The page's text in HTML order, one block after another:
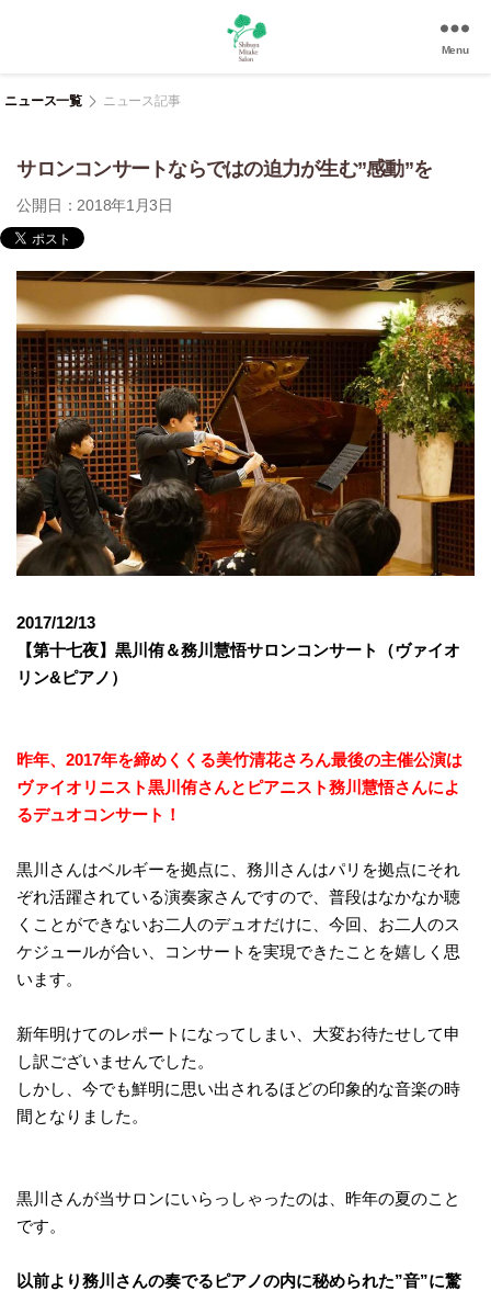
サ
渋
谷
駅
徒
歩
3
分
の
和
風
モ
ダ
ン
な
サ
Menu
ニュース一覧 ニュース記事
サロンコンサートならではの迫力が生む”感動”を
公開日：2018年1月3日
2017/12/13
【第十七夜】黒川侑＆務川慧悟サロンコンサート（ヴァイオ
リン&ピアノ）
昨年、2017年を締めくくる美竹清花さろん最後の主催公演は
ヴァイオリニスト黒川侑さんとピアニスト務川慧悟さんによ
るデュオコンサート！
黒川さんはベルギーを拠点に、務川さんはパリを拠点にそれ
ぞれ活躍されている演奏家さんですので、普段はなかなか聴
くことができないお二人のデュオだけに、今回、お二人のス
ケジュールが合い、コンサートを実現できたことを嬉しく思
います。
新年明けてのレポートになってしまい、大変お待たせして申
し訳ございませんでした。
しかし、今でも鮮明に思い出されるほどの印象的な音楽の時
間となりました。
黒川さんが当サロンにいらっしゃったのは、昨年の夏のこと
です。
以前より務川さんの奏でるピアノの内に秘められた”音”に驚